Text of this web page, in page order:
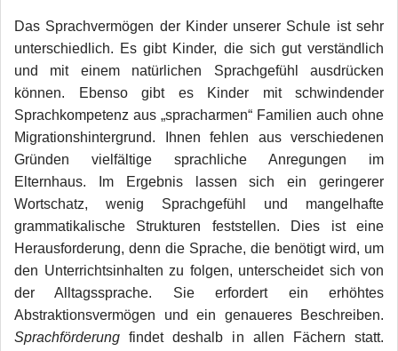
Das Sprachvermögen der Kinder unserer Schule ist sehr
unterschiedlich. Es gibt Kinder, die sich gut verständlich
und mit einem natürlichen Sprachgefühl ausdrücken
können. Ebenso gibt es Kinder mit schwindender
Sprachkompetenz aus „spracharmen“ Familien auch ohne
Migrationshintergrund. Ihnen fehlen aus verschiedenen
Gründen vielfältige sprachliche Anregungen im
Elternhaus. Im Ergebnis lassen sich ein geringerer
Wortschatz, wenig Sprachgefühl und mangelhafte
grammatikalische Strukturen feststellen. Dies ist eine
Herausforderung, denn die Sprache, die benötigt wird, um
den Unterrichtsinhalten zu folgen, unterscheidet sich von
der Alltagssprache. Sie erfordert ein erhöhtes
Abstraktionsvermögen und ein genaueres Beschreiben.
Sprachförderung findet deshalb in allen Fächern statt.